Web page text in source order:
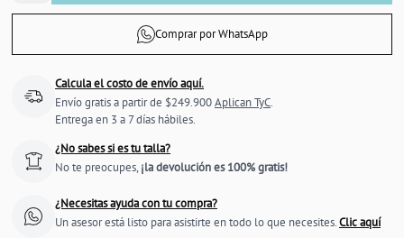
Comprar por WhatsApp
Calcula el costo de envío aquí.
Envío gratis a partir de $249.900Aplican TyC.
Entrega en 3 a 7 días hábiles.
¿No sabes si es tu talla?
No te preocupes, ¡la devolución es 100% gratis!
¿Necesitas ayuda con tu compra?
Un asesor está listo para asistirte en todo lo que necesites.Clic aquí